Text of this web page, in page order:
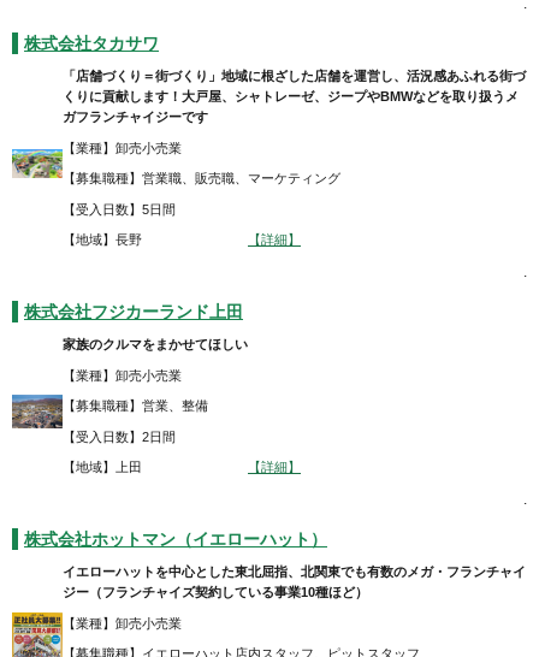
.
株式会社タカサワ
「店舗づくり＝街づくり」地域に根ざした店舗を運営し、活況感あふれる街づ
くりに貢献します！大戸屋、シャトレーゼ、ジープやBMWなどを取り扱うメ
ガフランチャイジーです
【業種】卸売小売業
【募集職種】営業職、販売職、マーケティング
【受入日数】5日間
【地域】長野 【詳細】
.
株式会社フジカーランド上田
家族のクルマをまかせてほしい
【業種】卸売小売業
【募集職種】営業、整備
【受入日数】2日間
【地域】上田 【詳細】
.
株式会社ホットマン（イエローハット）
イエローハットを中心とした東北屈指、北関東でも有数のメガ・フランチャイ
ジー（フランチャイズ契約している事業10種ほど）
【業種】卸売小売業
【募集職種】イエローハット店内スタッフ、ピットスタッフ